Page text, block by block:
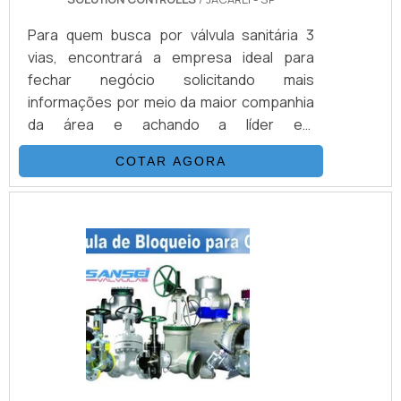
Para quem busca por válvula sanitária 3
vias, encontrará a empresa ideal para
fechar negócio solicitando mais
informações por meio da maior companhia
da área e achando a líder em
qualidade.Quando a busca é por válvula
sanitária 3 vias, com a melhor mão de obra
da Solution Controles encontrará ótima
alta confiabilidade, tecnologia e
qualidade.UM POUCO MAIS SOBRE A
VÁLVULA SANITÁRIA 3 VIASHá muitas
maneiras eficientes de demonstrar
competência e excelência em uma área de
atuação. A Solution Controles centraliza
sua energia em oferecer um estrutura
COTAR AGORA